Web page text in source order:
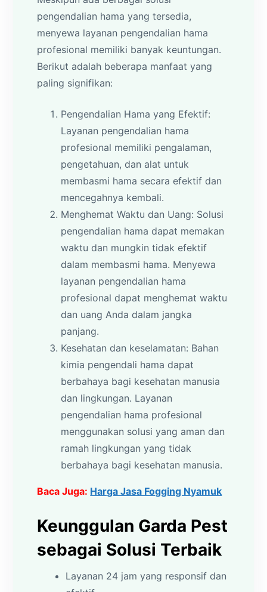
pengendalian hama yang tersedia,
menyewa layanan pengendalian hama
profesional memiliki banyak keuntungan.
Berikut adalah beberapa manfaat yang
paling signifikan:
Pengendalian Hama yang Efektif:
Layanan pengendalian hama
profesional memiliki pengalaman,
pengetahuan, dan alat untuk
membasmi hama secara efektif dan
mencegahnya kembali.
Menghemat Waktu dan Uang: Solusi
pengendalian hama dapat memakan
waktu dan mungkin tidak efektif
dalam membasmi hama. Menyewa
layanan pengendalian hama
profesional dapat menghemat waktu
dan uang Anda dalam jangka
panjang.
Kesehatan dan keselamatan: Bahan
kimia pengendali hama dapat
berbahaya bagi kesehatan manusia
dan lingkungan. Layanan
pengendalian hama profesional
menggunakan solusi yang aman dan
ramah lingkungan yang tidak
berbahaya bagi kesehatan manusia.
Baca Juga: Harga Jasa Fogging Nyamuk
Keunggulan Garda Pest
sebagai Solusi Terbaik
Layanan 24 jam yang responsif dan